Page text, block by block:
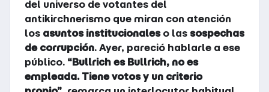
del universo de votantes del
antikirchnerismo que miran con atención
los asuntos institucionaleso las sospechas
de corrupción. Ayer, pareció hablarle a ese
público. “Bullrich es Bullrich, no es
empleada. Tiene votos y un criterio